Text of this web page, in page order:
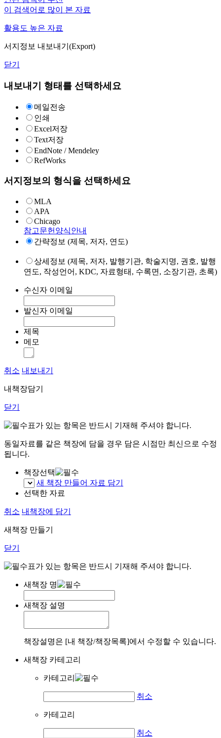
이 검색어로 많이 본 자료
활용도 높은 자료
서지정보 내보내기(Export)
닫기
내보내기 형태를 선택하세요
메일전송
인쇄
Excel저장
Text저장
EndNote / Mendeley
RefWorks
서지정보의 형식을 선택하세요
MLA
APA
Chicago
참고문헌양식안내
간략정보 (제목, 저자, 연도)
상세정보 (제목, 저자, 발행기관, 학술지명, 권호, 발행
연도, 작성언어, KDC, 자료형태, 수록면, 소장기관, 초록)
수신자 이메일
발신자 이메일
제목
메모
취소 내보내기
내책장담기
닫기
표가 있는 항목은 반드시 기재해 주셔야 합니다.
동일자료를 같은 책장에 담을 경우 담은 시점만 최신으로 수정
됩니다.
책장선택
새 책장 만들어 자료 담기
선택한 자료
취소 내책장에 담기
새책장 만들기
닫기
표가 있는 항목은 반드시 기재해 주셔야 합니다.
새책장 명
새책장 설명
책장설명은 [내 책장/책장목록]에서 수정할 수 있습니다.
새책장 카테고리
카테고리
취소
카테고리
취소